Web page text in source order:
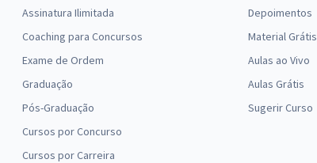
Assinatura Ilimitada
Coaching para Concursos
Exame de Ordem
Graduação
Pós-Graduação
Cursos por Concurso
Cursos por Carreira
Depoimentos
Material Grátis
Aulas ao Vivo
Aulas Grátis
Sugerir Curso